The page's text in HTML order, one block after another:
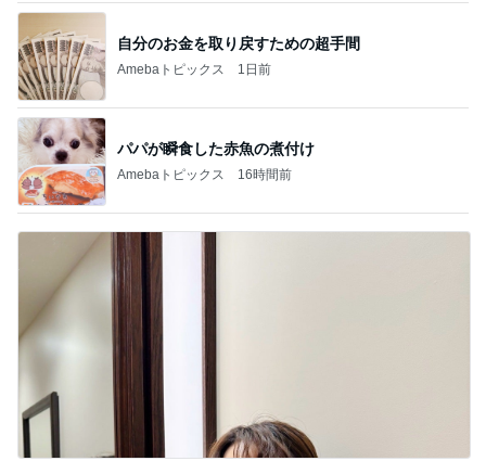
自分のお金を取り戻すための超手間
Amebaトピックス 1日前
パパが瞬食した赤魚の煮付け
Amebaトピックス 16時間前